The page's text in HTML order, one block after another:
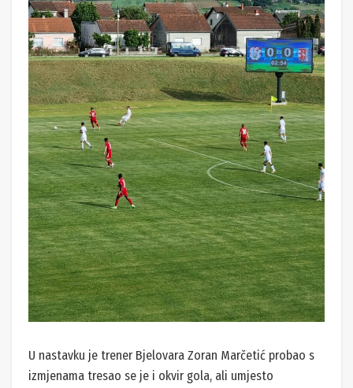
U nastavku je trener Bjelovara Zoran Marčetić probao s
izmjenama tresao se je i okvir gola, ali umjesto